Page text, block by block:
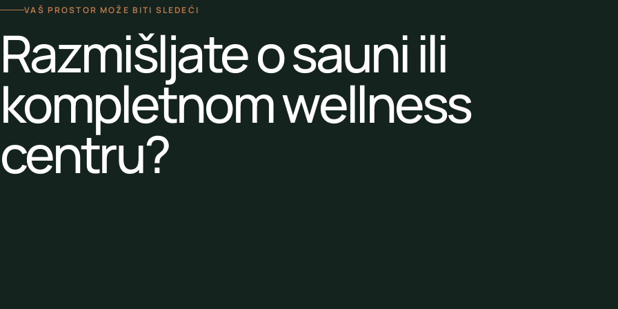
VAŠ PROSTOR MOŽE BITI SLEDEĆI
Razmišljate o sauni ili
kompletnom wellness
centru?